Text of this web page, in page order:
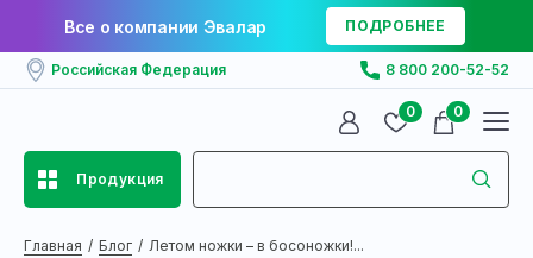
Все о компании Эвалар ПОДРОБНЕЕ
Российская Федерация 8 800 200-52-52
0 0
Продукция
Главная Блог Летом ножки – в босоножки!...